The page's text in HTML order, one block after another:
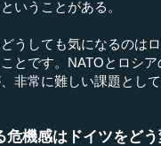
いうことがある。
うしても気になるのは
とです。NATOとロシ
非常に難しい課題とし
危機感はドイツをど